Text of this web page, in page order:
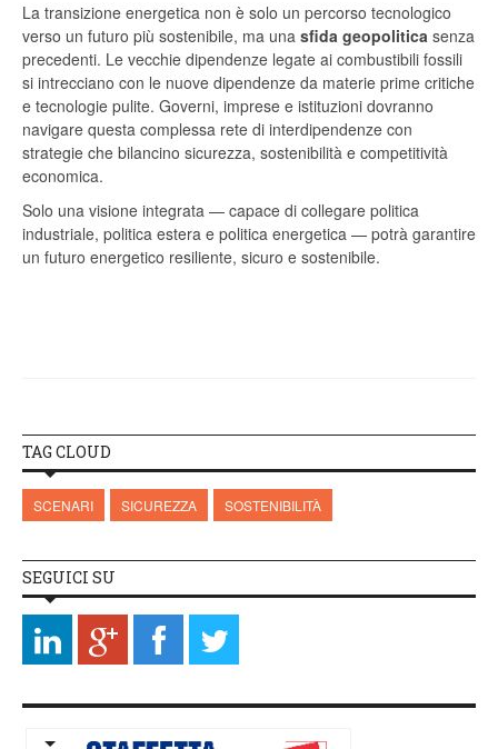
La transizione energetica non è solo un percorso tecnologico
verso un futuro più sostenibile, ma una sfida geopolitica senza
precedenti. Le vecchie dipendenze legate ai combustibili fossili
si intrecciano con le nuove dipendenze da materie prime critiche
e tecnologie pulite. Governi, imprese e istituzioni dovranno
navigare questa complessa rete di interdipendenze con
strategie che bilancino sicurezza, sostenibilità e competitività
economica.
Solo una visione integrata — capace di collegare politica
industriale, politica estera e politica energetica — potrà garantire
un futuro energetico resiliente, sicuro e sostenibile.
TAG CLOUD
SCENARI SICUREZZA SOSTENIBILITÀ
SEGUICI SU